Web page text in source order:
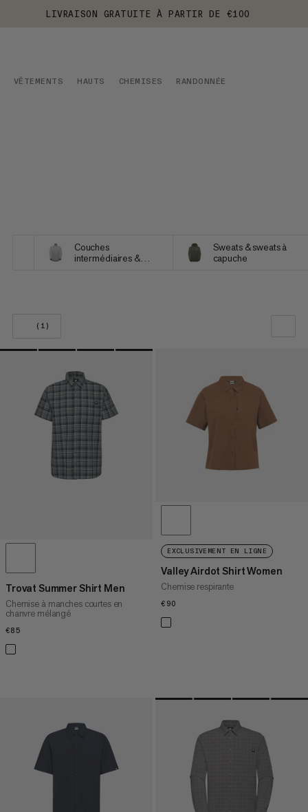
LIVRAISON GRATUITE À PARTIR DE €100
VÊTEMENTS HAUTS CHEMISES RANDONNÉE
Couches
intermédiaires &
Sweats & sweats à
capuche
(1)
PRIX CROISSANT
PRIX DÉCROISSANT
ÉVALUATION
Trovat Summer Shirt Men
Chemise à manches courtes en
chanvre mélangé
€85
EXCLUSIVEMENT EN LIGNE
Valley Airdot Shirt Women
Chemise respirante
€90